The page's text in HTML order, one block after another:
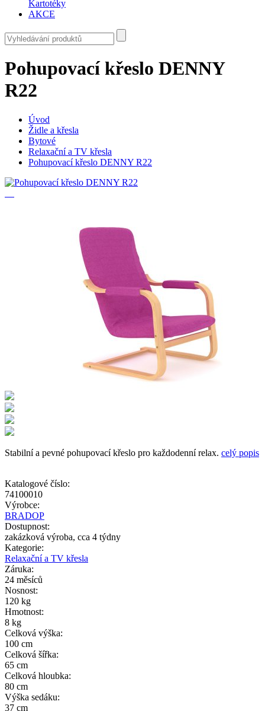
Kartotéky
AKCE
Pohupovací křeslo DENNY
R22
Úvod
Židle a křesla
Bytové
Relaxační a TV křesla
Pohupovací křeslo DENNY R22
Stabilní a pevné pohupovací křeslo pro každodenní relax. celý popis
Katalogové číslo:
74100010
Výrobce:
BRADOP
Dostupnost:
zakázková výroba, cca 4 týdny
Kategorie:
Relaxační a TV křesla
Záruka:
24 měsíců
Nosnost:
120 kg
Hmotnost:
8 kg
Celková výška:
100 cm
Celková šířka:
65 cm
Celková hloubka:
80 cm
Výška sedáku:
37 cm